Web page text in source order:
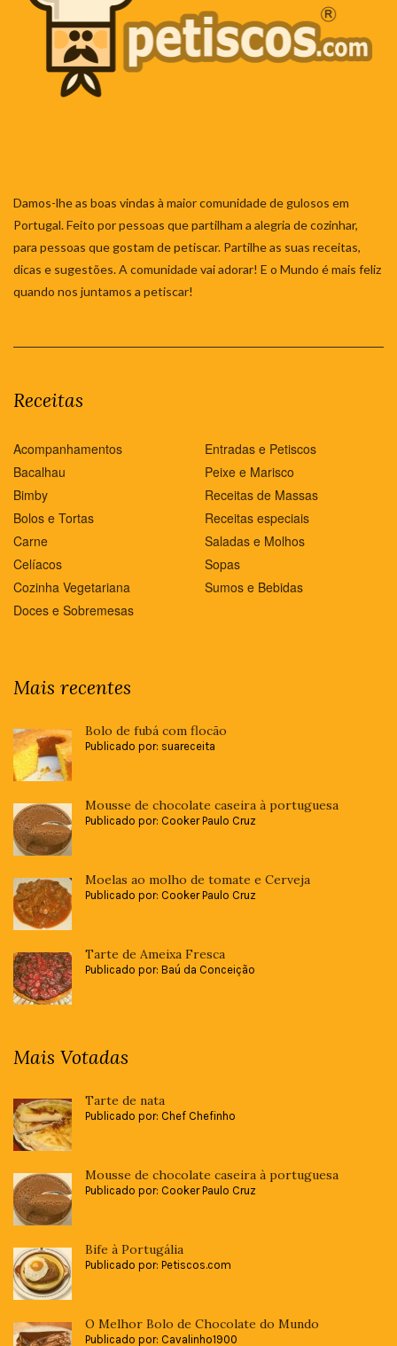
Damos-lhe as boas vindas à maior comunidade de gulosos em
Portugal. Feito por pessoas que partilham a alegria de cozinhar,
para pessoas que gostam de petiscar. Partilhe as suas receitas,
dicas e sugestões. A comunidade vai adorar! E o Mundo é mais feliz
quando nos juntamos a petiscar!
Receitas
Acompanhamentos
Bacalhau
Bimby
Bolos e Tortas
Carne
Celíacos
Cozinha Vegetariana
Doces e Sobremesas
Entradas e Petiscos
Peixe e Marisco
Receitas de Massas
Receitas especiais
Saladas e Molhos
Sopas
Sumos e Bebidas
Mais recentes
Bolo de fubá com flocão
Publicado por: suareceita
Mousse de chocolate caseira à portuguesa
Publicado por: Cooker Paulo Cruz
Moelas ao molho de tomate e Cerveja
Publicado por: Cooker Paulo Cruz
Tarte de Ameixa Fresca
Publicado por: Baú da Conceição
Mais Votadas
Tarte de nata
Publicado por: Chef Chefinho
Mousse de chocolate caseira à portuguesa
Publicado por: Cooker Paulo Cruz
Bife à Portugália
Publicado por: Petiscos.com
O Melhor Bolo de Chocolate do Mundo
Publicado por: Cavalinho1900